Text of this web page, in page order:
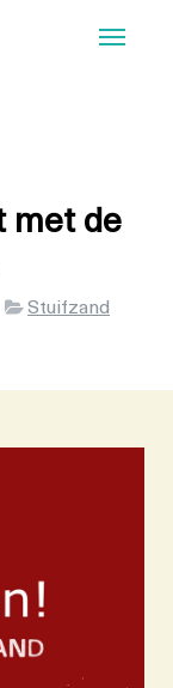
Menu
met de
Categorieën
Stuifzand